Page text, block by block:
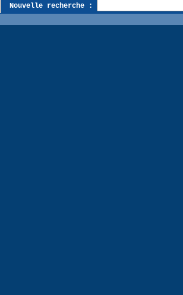
Nouvelle recherche :